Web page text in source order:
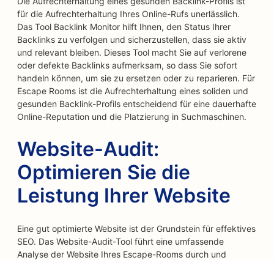
für die Aufrechterhaltung Ihres Online-Rufs unerlässlich.
Das Tool Backlink Monitor hilft Ihnen, den Status Ihrer
Backlinks zu verfolgen und sicherzustellen, dass sie aktiv
und relevant bleiben. Dieses Tool macht Sie auf verlorene
oder defekte Backlinks aufmerksam, so dass Sie sofort
handeln können, um sie zu ersetzen oder zu reparieren. Für
Escape Rooms ist die Aufrechterhaltung eines soliden und
gesunden Backlink-Profils entscheidend für eine dauerhafte
Online-Reputation und die Platzierung in Suchmaschinen.
Website-Audit:
Optimieren Sie die
Leistung Ihrer Website
Eine gut optimierte Website ist der Grundstein für effektives
SEO. Das Website-Audit-Tool führt eine umfassende
Analyse der Website Ihres Escape-Rooms durch und